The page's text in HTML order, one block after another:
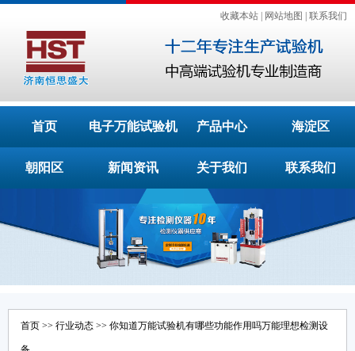
收藏本站 网站地图 联系我们
首页 电子万能试验机 产品中心 海淀区
朝阳区 新闻资讯 关于我们 联系我们
首页 >> 行业动态 >> 你知道万能试验机有哪些功能作用吗万能理想检测设